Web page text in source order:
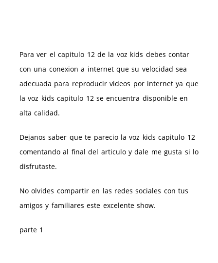
Para ver el capitulo 12 de la voz kids debes contar
con una conexion a internet que su velocidad sea
adecuada para reproducir videos por internet ya que
la voz kids capitulo 12 se encuentra disponible en
alta calidad.
Dejanos saber que te parecio la voz kids capitulo 12
comentando al final del articulo y dale me gusta si lo
disfrutaste.
No olvides compartir en las redes sociales con tus
amigos y familiares este excelente show.
parte 1